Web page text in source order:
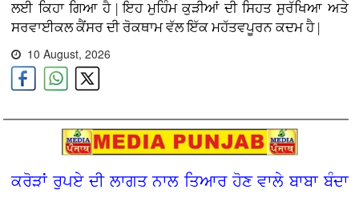
ਲਈ ਕਿਹਾ ਗਿਆ ਹੈ | ਇਹ ਮੁਹਿੰਮ ਕੁੜੀਆਂ ਦੀ ਸਿਹਤ ਸੁਰੱਖਿਆ ਅਤੇ
ਸਰਵਾਈਕਲ ਕੈਂਸਰ ਦੀ ਰੋਕਥਾਮ ਵੱਲ ਇੱਕ ਮਹੱਤਵਪੂਰਨ ਕਦਮ ਹੈ |
10 August, 2026
ਕਰੋੜਾਂ ਰੁਪਏ ਦੀ ਲਾਗਤ ਨਾਲ ਤਿਆਰ ਹੋਣ ਵਾਲੇ ਬਾਬਾ ਬੰਦਾ